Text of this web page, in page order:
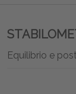
Equilibrio e